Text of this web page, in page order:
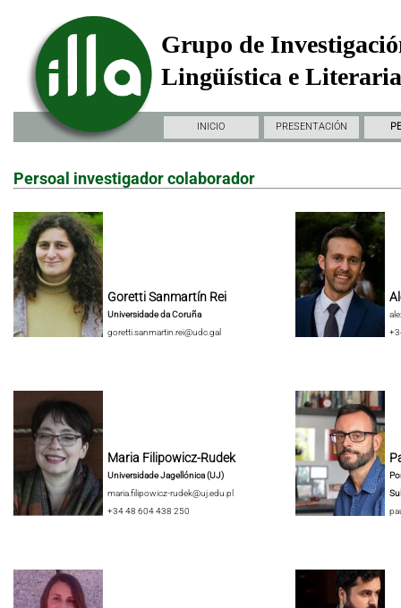
Grupo de
Lingüística e
INICIO PRESENTACIÓN
Persoal investigador colaborador
Goretti Sanmartín Rei
Universidade da Coruña
goretti.sanmartin.rei@udc.gal
Maria Filipowicz-Rudek
Universidade Jagellónica (UJ)
maria.filipowicz-rudek@uj.edu.pl
+34 48 604 438 250
Sul